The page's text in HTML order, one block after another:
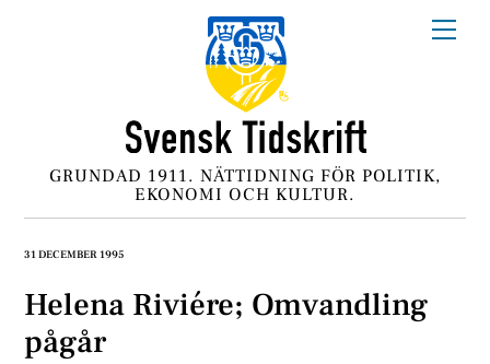
GRUNDAD 1911. NÄTTIDNING FÖR POLITIK,
EKONOMI OCH KULTUR.
31 DECEMBER 1995
Helena Riviére; Omvandling
pågår